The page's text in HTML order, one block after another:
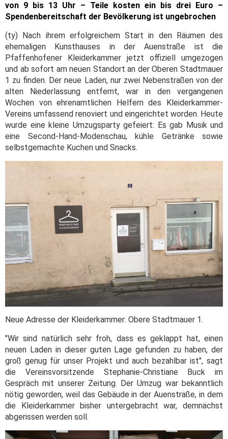
von 9 bis 13 Uhr – Teile kosten ein bis drei Euro –
Spendenbereitschaft der Bevölkerung ist ungebrochen
(ty) Nach ihrem erfolgreichem Start in den Räumen des
ehemaligen Kunsthauses in der Auenstraße ist die
Pfaffenhofener Kleiderkammer jetzt offiziell umgezogen
und ab sofort am neuen Standort an der Oberen Stadtmauer
1 zu finden. Der neue Laden, nur zwei Nebenstraßen von der
alten Niederlassung entfernt, war in den vergangenen
Wochen von ehrenamtlichen Helfern des Kleiderkammer-
Vereins umfassend renoviert und eingerichtet worden. Heute
wurde eine kleine Umzugsparty gefeiert: Es gab Musik und
eine Second-Hand-Modenschau, kühle Getränke sowie
selbstgemachte Kuchen und Snacks.
Neue Adresse der Kleiderkammer: Obere Stadtmauer 1.
"Wir sind natürlich sehr froh, dass es geklappt hat, einen
neuen Laden in dieser guten Lage gefunden zu haben, der
groß genug für unser Projekt und auch bezahlbar ist", sagt
die Vereinsvorsitzende Stephanie-Christiane Buck im
Gespräch mit unserer Zeitung. Der Umzug war bekanntlich
nötig geworden, weil das Gebäude in der Auenstraße, in dem
die Kleiderkammer bisher untergebracht war, demnächst
abgerissen werden soll.